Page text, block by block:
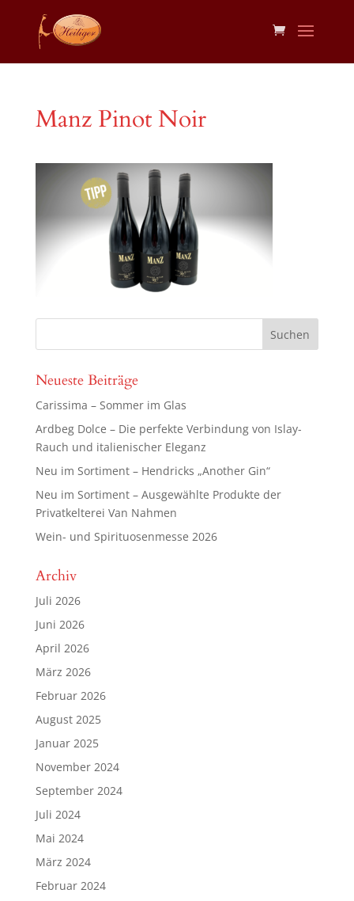
Manz Pinot Noir
Neueste Beiträge
Carissima – Sommer im Glas
Ardbeg Dolce – Die perfekte Verbindung von Islay-
Rauch und italienischer Eleganz
Neu im Sortiment – Hendricks „Another Gin“
Neu im Sortiment – Ausgewählte Produkte der
Privatkelterei Van Nahmen
Wein- und Spirituosenmesse 2026
Archiv
Juli 2026
Juni 2026
April 2026
März 2026
Februar 2026
August 2025
Januar 2025
November 2024
September 2024
Juli 2024
Mai 2024
März 2024
Februar 2024